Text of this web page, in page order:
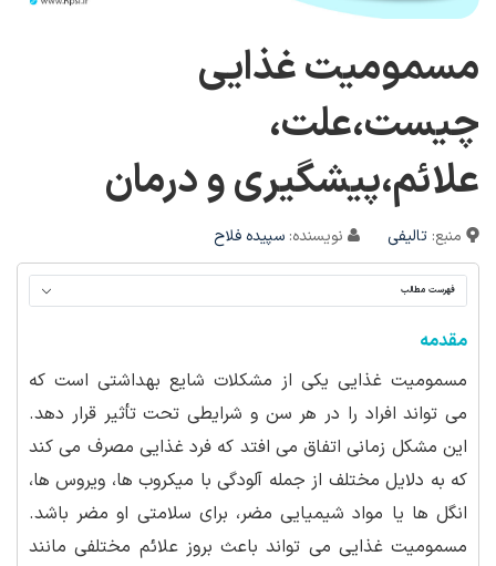
مسمومیت غذایی
چیست،علت،
علائم،پیشگیری و درمان
منبع: تالیفی نویسنده: سپیده فلاح
فهرست مطالب
مقدمه
مسمومیت غذایی یکی از مشکلات شایع بهداشتی است که
می تواند افراد را در هر سن و شرایطی تحت تأثیر قرار دهد.
این مشکل زمانی اتفاق می افتد که فرد غذایی مصرف می کند
که به دلایل مختلف از جمله آلودگی با میکروب ها، ویروس ها،
انگل ها یا مواد شیمیایی مضر، برای سلامتی او مضر باشد.
مسمومیت غذایی می تواند باعث بروز علائم مختلفی مانند